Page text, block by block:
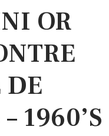
OR
DE
1960’S